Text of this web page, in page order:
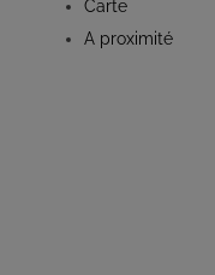
Carte
A proximité